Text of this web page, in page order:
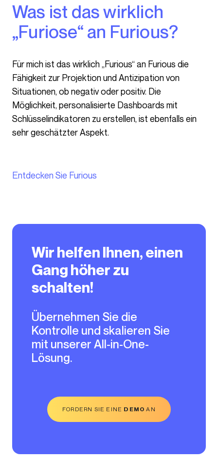
Wir helfen Ihnen, einen
Gang höher zu
schalten!
Übernehmen Sie die
Kontrolle und skalieren Sie
mit unserer All-in-One-
Lösung.
FORDERN SIE EINE DEMO AN
Was ist das wirklich
„Furiose“ an Furious?
Für mich ist das wirklich „Furious“ an Furious die
Fähigkeit zur Projektion und Antizipation von
Situationen, ob negativ oder positiv. Die
Möglichkeit, personalisierte Dashboards mit
Schlüsselindikatoren zu erstellen, ist ebenfalls ein
sehr geschätzter Aspekt.
Entdecken Sie Furious